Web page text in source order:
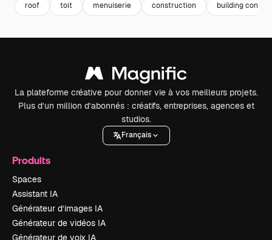
roof toit menuiserie construction building
La plateforme créative pour donner vie à vos meilleurs projets.
Plus d’un million d’abonnés : créatifs, entreprises, agences et
studios.
Français
Produits
Spaces
Assistant IA
Générateur d’images IA
Générateur de vidéos IA
Générateur de voix IA